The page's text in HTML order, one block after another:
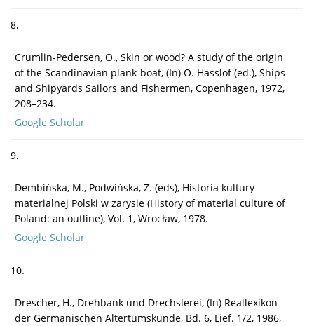
8.
Crumlin-Pedersen, O., Skin or wood? A study of the origin
of the Scandinavian plank-boat, (In) O. Hasslof (ed.), Ships
and Shipyards Sailors and Fishermen, Copenhagen, 1972,
208–234.
Google Scholar
9.
Dembińska, M., Podwińska, Z. (eds), Historia kultury
materialnej Polski w zarysie (History of material culture of
Poland: an outline), Vol. 1, Wrocław, 1978.
Google Scholar
10.
Drescher, H., Drehbank und Drechslerei, (In) Reallexikon
der Germanischen Altertumskunde, Bd. 6, Lief. 1/2, 1986,